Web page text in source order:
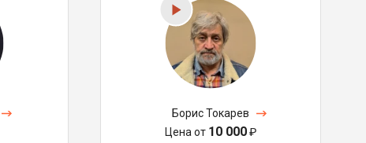
Борис Токарев
Цена от 10 000₽